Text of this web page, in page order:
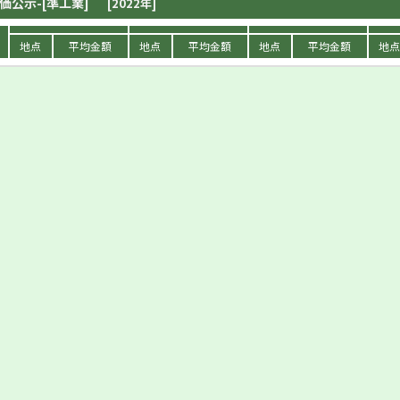
地点 平均金額 地点 平均金額 地点 平均金額 地点